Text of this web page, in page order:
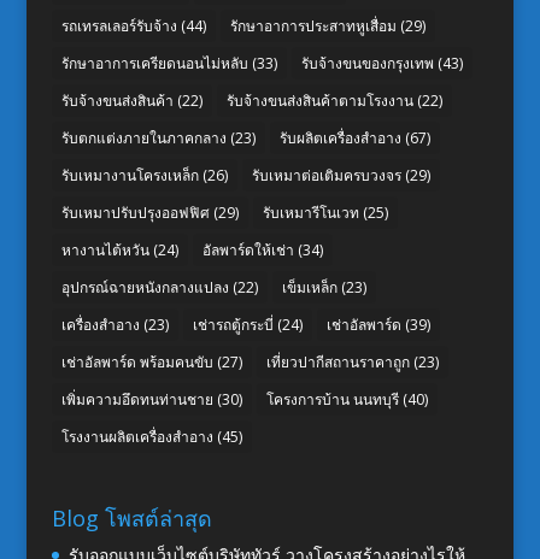
รถเทรลเลอร์รับจ้าง (44) รักษาอาการประสาทหูเสื่อม (29)
รักษาอาการเครียดนอนไม่หลับ (33) รับจ้างขนของกรุงเทพ (43)
รับจ้างขนส่งสินค้า (22) รับจ้างขนส่งสินค้าตามโรงงาน(22)
รับตกแต่งภายในภาคกลาง (23) รับผลิตเครื่องสำอาง (67)
รับเหมางานโครงเหล็ก(26) รับเหมาต่อเติมครบวงจร(29)
รับเหมาปรับปรุงออฟฟิศ(29) รับเหมารีโนเวท (25)
หางานไต้หวัน(24) อัลพาร์ดให้เช่า (34)
อุปกรณ์ฉายหนังกลางแปลง (22) เข็มเหล็ก(23)
เครื่องสำอาง (23) เช่ารถตู้กระบี่ (24) เช่าอัลพาร์ด (39)
เช่าอัลพาร์ด พร้อมคนขับ (27) เที่ยวปากีสถานราคาถูก(23)
เพิ่มความอึดทนท่านชาย (30) โครงการบ้าน นนทบุรี(40)
โรงงานผลิตเครื่องสำอาง (45)
Blog โพสต์ล่าสุด